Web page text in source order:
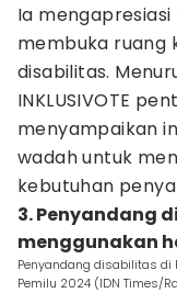
Ia
membuka ruang
disabilitas.
INKLUSIVOTE
menyampaikan
wadah untuk
kebutuhan
3. Penyandang
menggunakan
Penyandang disabilitas di
Pemilu 2024 (IDN Times/